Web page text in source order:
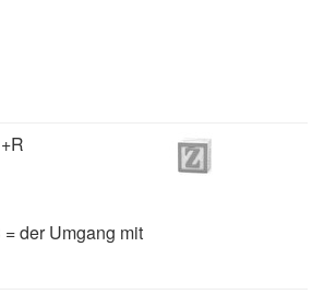
der Umgang mit